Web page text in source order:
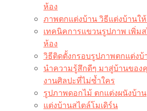
ห้อง
ภาพตกแต่งบ้าน วิธีแต่งบ้านใ
เทคนิคการแขวนรูปภาพ เพิ่ม
ห้อง
วิธีติดตั้งกรอบรูปภาพตกแต่งบ้
นำความรู้สึกดีๆ มาสู่บ้านของ
งานศิลปะที่ไม่ซ้ำใคร
รูปภาพดอกไม้ ตกแต่งผนังบ้าน
แต่งบ้านสไตล์โมเดิร์น